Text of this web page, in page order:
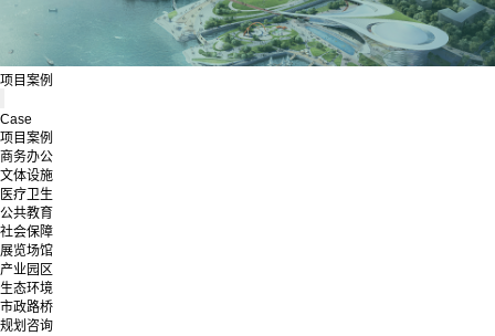
项目案例
Case
项目案例
商务办公
文体设施
医疗卫生
公共教育
社会保障
展览场馆
产业园区
生态环境
市政路桥
规划咨询